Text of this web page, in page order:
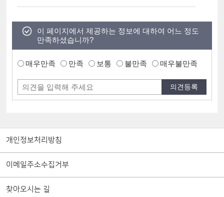
이 페이지에서 제공하는 정보에 대하여 어느 정도
만족하셨습니까?
매우만족 만족 보통 불만족 매우불만족
개인정보처리방침
이메일주소수집거부
찾아오시는 길